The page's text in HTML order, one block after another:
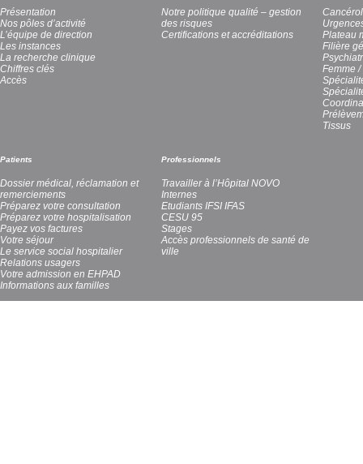
Présentation
Nos pôles d’activité
L’équipe de direction
Les instances
La recherche clinique
Chiffres clés
Accès
Notre politique qualité – gestion
des risques
Certifications et accréditations
Plateau
Filière
Femme /
Tissus
Patients
Dossier médical, réclamation et
remerciements
Préparez votre consultation
Préparez votre hospitalisation
Payez vos factures
Votre séjour
Le service social hospitalier
Relations usagers
Votre admission en EHPAD
Informations aux familles
Professionnels
Travailler à l’Hôpital NOVO
Internes
Etudiants IFSI IFAS
CESU 95
Stages
Accès professionnels de santé de
ville